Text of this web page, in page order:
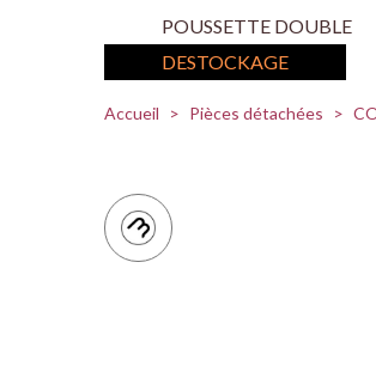
POUSSETTE DOUBLE
DESTOCKAGE
Accueil > Pièces détachées >